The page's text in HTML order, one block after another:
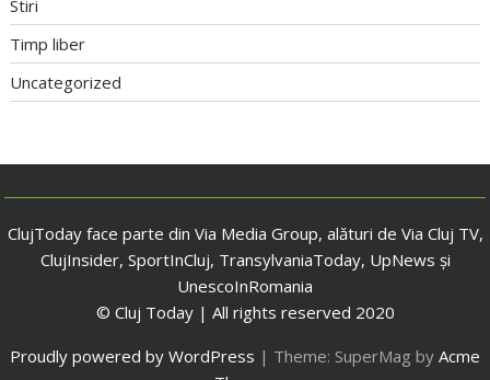
Stiri
Timp liber
Uncategorized
ClujToday face parte din Via Media Group, alături de Via Cluj TV,
ClujInsider, SportInCluj, TransylvaniaToday, UpNews și
UnescoInRomania
© Cluj Today | All rights reserved 2020
Proudly powered by WordPress | Theme: SuperMag by Acme